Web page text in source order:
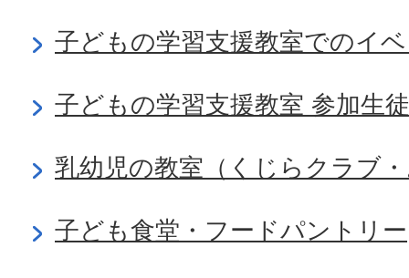
子どもの学習支援教室でのイ
子どもの学習支援教室 参加生
乳幼児の教室（くじらクラブ
子ども食堂・フードパントリー